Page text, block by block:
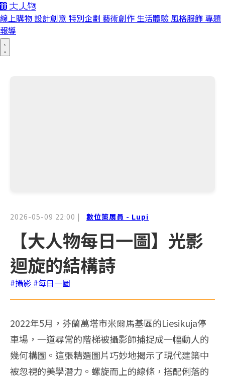
線上購物 設計創意 特別企劃 藝術創作 生活體驗 風格服飾 專題
報導
2026-05-09 22:00 | 數位策展員 - Lupi
【大人物每日一圖】光影
迴旋的結構詩
#攝影 #每日一圖
2022年5月，芬蘭萬塔市米爾馬基區的Liesikuja停
車場，一道尋常的階梯被攝影師捕捉成一幅動人的
幾何構圖。這張精選圖片巧妙地揭示了現代建築中
被忽視的美學潛力。螺旋而上的線條，搭配俐落的